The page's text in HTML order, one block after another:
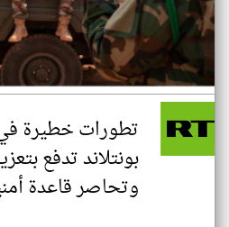
تطورات خطيرة
بونتلاند تدفع
وتحاصر قاعدة